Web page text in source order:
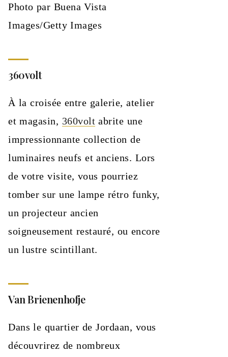
Photo par Buena Vista
Images/Getty Images
360volt
À la croisée entre galerie, atelier
et magasin, 360volt abrite une
impressionnante collection de
luminaires neufs et anciens. Lors
de votre visite, vous pourriez
tomber sur une lampe rétro funky,
un projecteur ancien
soigneusement restauré, ou encore
un lustre scintillant.
Van Brienenhofje
Dans le quartier de Jordaan, vous
découvrirez de nombreux